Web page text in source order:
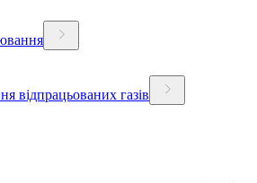
відпрацьованих газів